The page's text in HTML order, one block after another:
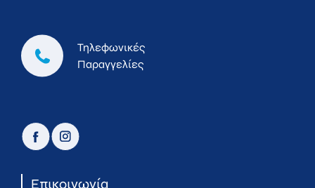
Τηλεφωνικές
Παραγγελίες
facebookinstagram
Επικοινωνία